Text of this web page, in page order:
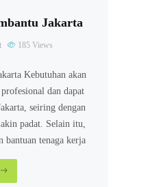
Jakarta
185 Views
Kebutuhan akan
dan dapat
seiring dengan
padat. Selain itu,
bantuan tenaga kerja